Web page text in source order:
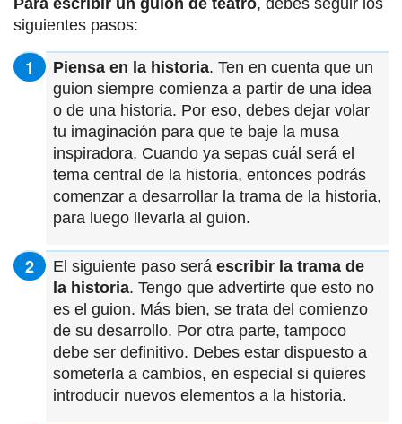
Para escribir un guion de teatro, debes seguir los
siguientes pasos:
Piensa en la historia. Ten en cuenta que un
guion siempre comienza a partir de una idea
o de una historia. Por eso, debes dejar volar
tu imaginación para que te baje la musa
inspiradora. Cuando ya sepas cuál será el
tema central de la historia, entonces podrás
comenzar a desarrollar la trama de la historia,
para luego llevarla al guion.
El siguiente paso será escribir la trama de
la historia. Tengo que advertirte que esto no
es el guion. Más bien, se trata del comienzo
de su desarrollo. Por otra parte, tampoco
debe ser definitivo. Debes estar dispuesto a
someterla a cambios, en especial si quieres
introducir nuevos elementos a la historia.